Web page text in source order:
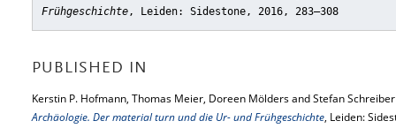
Frühgeschichte, Leiden: Sidestone, 2016, 283–308
PUBLISHED IN
Kerstin P. Hofmann, Thomas Meier, Doreen Mölders and Stefan
Archäologie. Der material turn und die Ur- und Frühgeschichte, Leiden: